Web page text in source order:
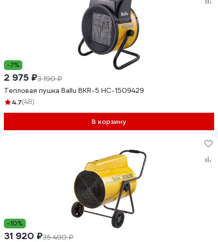
-7%
2 975 ₽3 190 ₽
Тепловая пушка Ballu BKR-5 НС-1509429
4.7(48)
В корзину
-10%
31 920 ₽35 490 ₽